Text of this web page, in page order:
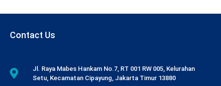
Contact Us
Jl. Raya Mabes Hankam No.7, RT 001 RW 005, Kelurahan
Setu, Kecamatan Cipayung, Jakarta Timur 13880